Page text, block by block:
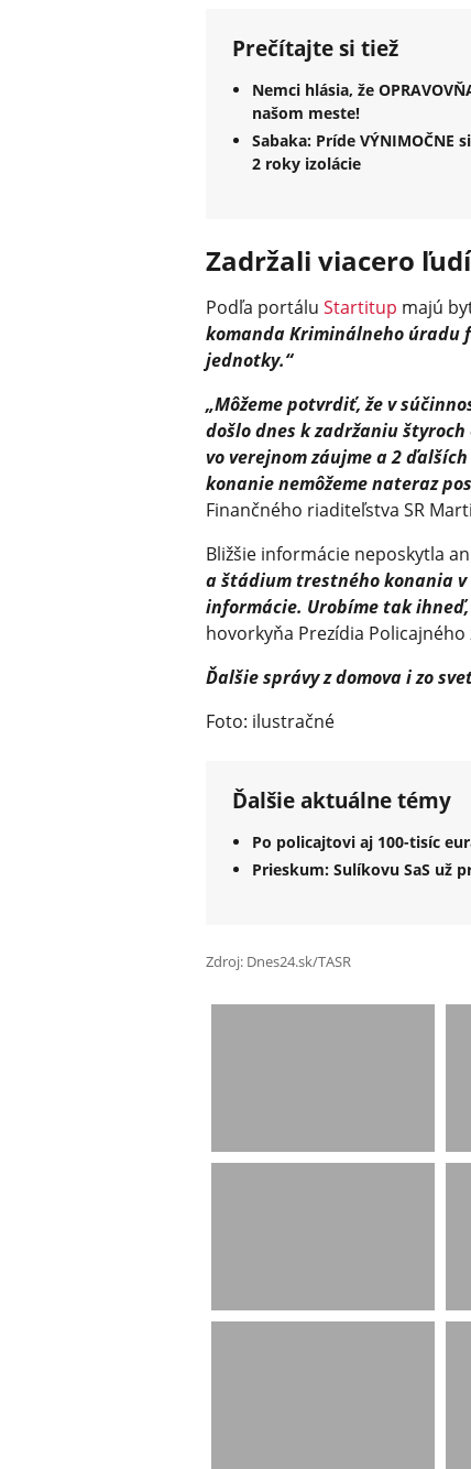
Prečítajte si tiež
Nemci hlásia, že
našom meste!
Sabaka: Príde VÝNIMOČNE
2 roky izolácie
Zadržali viacero ľudí
Podľa portálu Startitup majú
komanda Kriminálneho úradu
jednotky.“
„Môžeme potvrdiť, že v
došlo dnes k zadržaniu
vo verejnom záujme a 2
konanie nemôžeme nateraz
Finančného riaditeľstva SR
Bližšie informácie neposkytla
a štádium trestného konania
informácie. Urobíme tak
hovorkyňa Prezídia
Ďalšie správy z domova i zo
Foto: ilustračné
Ďalšie aktuálne témy
Po policajtovi aj 100-tisíc
Prieskum: Sulíkovu SaS už
Zdroj: Dnes24.sk/TASR